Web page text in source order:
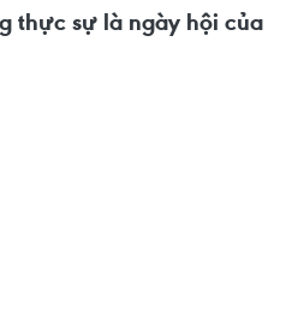
thực sự là ngày hội của